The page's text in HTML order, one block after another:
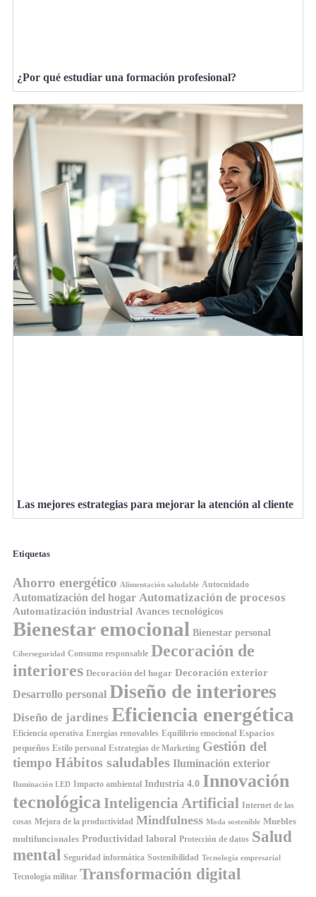
¿Por qué estudiar una formación profesional?
Las mejores estrategias para mejorar la atención al cliente
Etiquetas
Ahorro energético Alimentación saludable Autocuidado
Automatización del hogar Automatización de procesos
Automatización industrial Avances tecnológicos
Bienestar emocional Bienestar personal
Ciberseguridad Consumo responsable Decoración de
interiores Decoración del hogar Decoración exterior
Desarrollo personal Diseño de interiores
Diseño de jardines Eficiencia energética
Eficiencia operativa Energías renovables Equilibrio emocional Espacios
pequeños Estilo personal Estrategias de Marketing Gestión del
tiempo Hábitos saludables Iluminación exterior
Iluminación LED Impacto ambiental Industria 4.0 Innovación
tecnológica Inteligencia Artificial Internet de las
cosas Mejora de la productividad Mindfulness Moda sostenible Muebles
multifuncionales Productividad laboral Protección de datos Salud
mental Seguridad informática Sostenibilidad Tecnología empresarial
Tecnología militar Transformación digital